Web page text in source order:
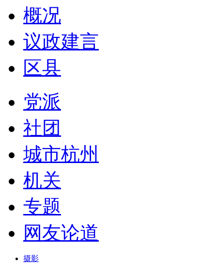
概况
议政建言
区县
党派
社团
城市杭州
机关
专题
网友论道
摄影